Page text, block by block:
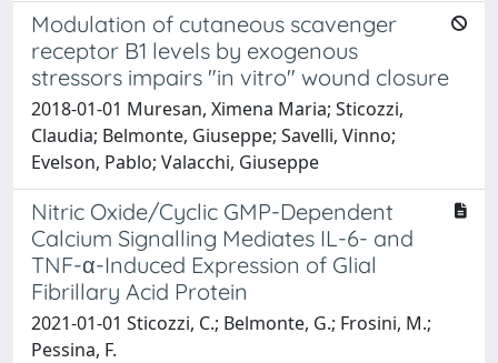
Modulation of cutaneous scavenger
receptor B1 levels by exogenous
stressors impairs "in vitro" wound closure
2018-01-01 Muresan, Ximena Maria; Sticozzi,
Claudia; Belmonte, Giuseppe; Savelli, Vinno;
Evelson, Pablo; Valacchi, Giuseppe
Nitric Oxide/Cyclic GMP-Dependent
Calcium Signalling Mediates IL-6- and
TNF-α-Induced Expression of Glial
Fibrillary Acid Protein
2021-01-01 Sticozzi, C.; Belmonte, G.; Frosini, M.;
Pessina, F.